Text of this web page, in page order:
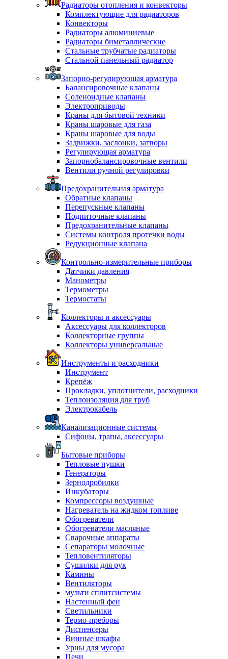
Радиаторы отопления и конвекторы
Комплектующие для радиаторов
Конвекторы
Радиаторы алюминиевые
Радиаторы биметаллические
Стальные трубчатые радиаторы
Стальной панельный радиатор
Запорно-регулирующая арматура
Балансировочные клапаны
Соленоидные клапаны
Электроприводы
Краны для бытовой техники
Краны шаровые для газа
Краны шаровые для воды
Задвижки, заслонки, затворы
Регулирующая арматура
Запорнобалансировочные вентили
Вентили ручной регулировки
Предохранительная арматура
Обратные клапаны
Перепускные клапаны
Подпиточные клапаны
Предохранительные клапаны
Системы контроля протечки воды
Редукционные клапана
Контрольно-измерительные приборы
Датчики давления
Манометры
Термометры
Термостаты
Коллекторы и аксессуары
Аксессуары для коллекторов
Коллекторные группы
Коллекторы универсальные
Инструменты и расходники
Инструмент
Крепёж
Прокладки, уплотнители, расходники
Теплоизоляция для труб
Электрокабель
Канализационные системы
Сифоны, трапы, аксессуары
Бытовые приборы
Тепловые пушки
Генераторы
Зернодробилки
Инкубаторы
Компрессоры воздушные
Нагреватель на жидком топливе
Обогреватели
Обогреватели масляные
Сварочные аппараты
Сепараторы молочные
Тепловентиляторы
Сушилки для рук
Камины
Вентиляторы
мульти сплитсистемы
Настенный фен
Светильники
Термо-преборы
Диспенсеры
Винные шкафы
Урны для мусора
Печи